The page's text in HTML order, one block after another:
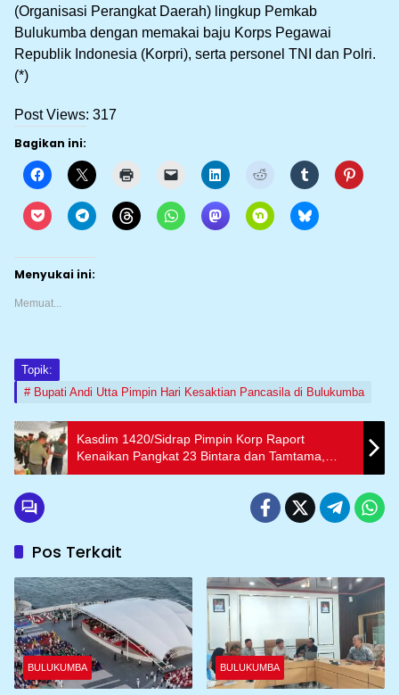
(Organisasi Perangkat Daerah) lingkup Pemkab
Bulukumba dengan memakai baju Korps Pegawai
Republik Indonesia (Korpri), serta personel TNI dan Polri.
(*)
Post Views: 317
Bagikan ini:
Menyukai ini:
Memuat...
Topik:
Bupati Andi Utta Pimpin Hari Kesaktian Pancasila di Bulukumba
Kasdim 1420/Sidrap Pimpin Korp Raport
Kenaikan Pangkat 23 Bintara dan Tamtama,
Tekankan Peningkatan Tanggung Jawab
Pos Terkait
BULUKUMBA BULUKUMBA